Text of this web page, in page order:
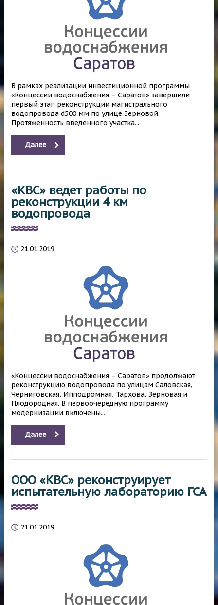
В рамках реализации инвестиционной программы
«Концессии водоснабжения – Саратов» завершили
первый этап реконструкции магистрального
водопровода d500 мм по улице Зерновой.
Протяженность введенного участка...
Далее
«КВС» ведет работы по
реконструкции 4 км
водопровода
21.01.2019
«Концессии водоснабжения – Саратов» продолжают
реконструкцию водопровода по улицам Саловская,
Черниговская, Ипподромная, Тархова, Зерновая и
Плодородная. В первоочередную программу
модернизации включены...
Далее
ООО «КВС» реконструирует
испытательную лабораторию ГСА
21.01.2019